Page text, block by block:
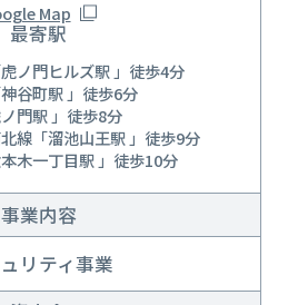
Map
最寄駅
ノ門ヒルズ駅 」徒歩4分
谷町駅 」徒歩6分
門駅 」徒歩8分
線「溜池山王駅 」徒歩9分
木一丁目駅 」徒歩10分
事業内容
リティ事業